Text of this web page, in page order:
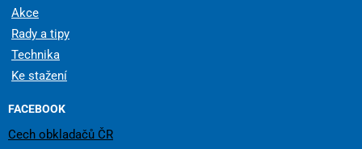
Akce
Rady a tipy
Technika
Ke stažení
FACEBOOK
Cech obkladačů ČR